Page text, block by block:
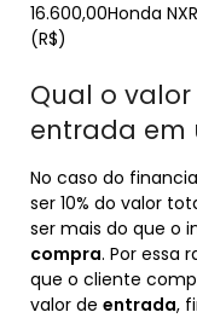
16.600,00Honda
(R$)
Qual o
entrada em
No caso do
ser 10% do valor
ser mais do que o
compra. Por essa
que o cliente
valor de entrada,